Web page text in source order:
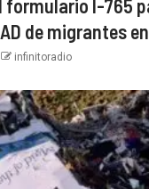
formulario I-765
de migrantes en
infinitoradio